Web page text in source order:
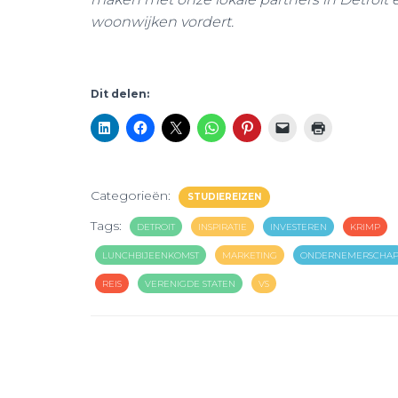
woonwijken vordert.
Dit delen:
Categorieën: STUDIEREIZEN
Tags: DETROIT INSPIRATIE INVESTEREN KRIMP
LUNCHBIJEENKOMST MARKETING ONDERNEMERSCHAP
REIS VERENIGDE STATEN VS